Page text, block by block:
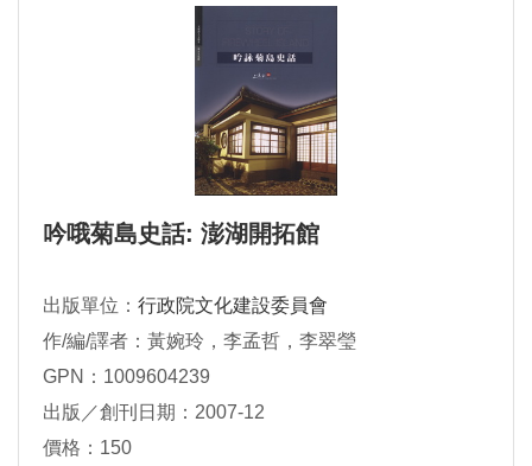
吟哦菊島史話: 澎湖開拓館
出版單位： 行政院文化建設委員會
作/編/譯者：黃婉玲，李孟哲，李翠瑩
GPN：1009604239
出版／創刊日期：2007-12
價格：150